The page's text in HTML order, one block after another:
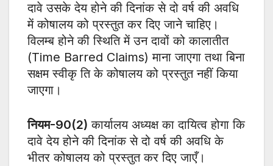
दावे उसके देय होने की दिनांक से दो वर्ष की अवधि
में कोषालय को प्रस्तुत कर दिए जाने चाहिए।
विलम्ब होने की स्थिति में उन दावों को कालातीत
(Time Barred Claims) माना जाएगा तथा बिना
सक्षम स्वीकृ ति के कोषालय को प्रस्तुत नहीं किया
जाएगा।
नियम-90(2) कार्यालय अध्यक्ष का दायित्व होगा कि
दावे देय होने की दिनांक से दो वर्ष की अवधि के
भीतर कोषालय को प्रस्तुत कर दिए जाएँ।